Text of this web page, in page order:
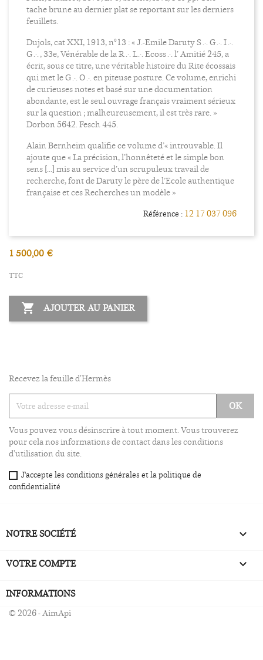
tache brune au dernier plat se reportant sur les derniers
feuillets.
Dujols, cat XXI, 1913, n°13 : « J.-Emile Daruty S .·. G .·. I .·.
G .·. , 33e, Vénérable de la R .·. L .·. Ecoss .·. l’ Amitié 245, a
écrit, sous ce titre, une véritable histoire du Rite écossais
qui met le G .·. O .·. en piteuse posture. Ce volume, enrichi
de curieuses notes et basé sur une documentation
abondante, est le seul ouvrage français vraiment sérieux
sur la question ; malheureusement, il est très rare. »
Dorbon 5642. Fesch 445.
Alain Bernheim qualifie ce volume d’« introuvable. Il
ajoute que « La précision, l’honnêteté et le simple bon
sens [...] mis au service d’un scrupuleux travail de
recherche, font de Daruty le père de l’Ecole authentique
française et ces Recherches un modèle »
Référence : 12 17 037 096
1 500,00 €
TTC
 AJOUTER AU PANIER
Recevez la feuille d'Hermès
Vous pouvez vous désinscrire à tout moment. Vous trouverez
pour cela nos informations de contact dans les conditions
d'utilisation du site.
J'accepte les conditions générales et la politique de
confidentialité
NOTRE SOCIÉTÉ 
VOTRE COMPTE 
INFORMATIONS
© 2026 - AimApi